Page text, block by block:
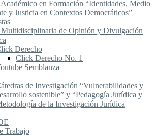
en Formación “Identidades, Medio
y Justicia en Contextos Democráticos”
de Opinión y Divulgación
Derecho
Click Derecho No. 1
Semblanza
de Investigación “Vulnerabilidades y
sostenible” y “Pedagogía Jurídica y
de la Investigación Jurídica
Trabajo